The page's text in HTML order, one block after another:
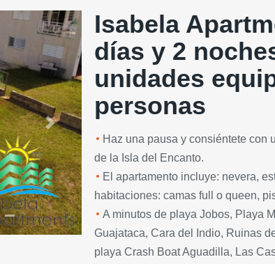
Next
Isabela
días y 2
unidades
personas
Haz una pausa y consiéntete con
de la Isla del Encanto.
El apartamento incluye: nevera,
habitaciones: camas full o queen,
A minutos de playa Jobos, Playa
Guajataca, Cara del Indio, Ruinas
playa Crash Boat Aguadilla, Las